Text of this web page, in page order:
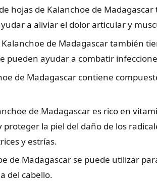
hojas de Kalanchoe de
a aliviar el dolor articular y
de Madagascar también
pueden ayudar a combatir
de Madagascar contiene
de Madagascar es rico en
la piel del daño de los
y estrías.
de Madagascar se puede utilizar
del cabello.